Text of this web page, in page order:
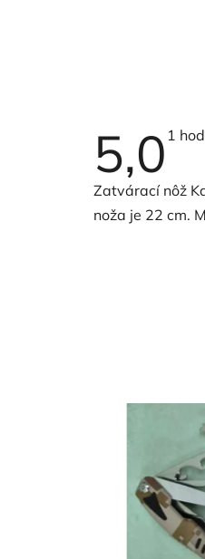
5,0
5,0
5
1
Zatvárací nôž
noža je 22 cm.